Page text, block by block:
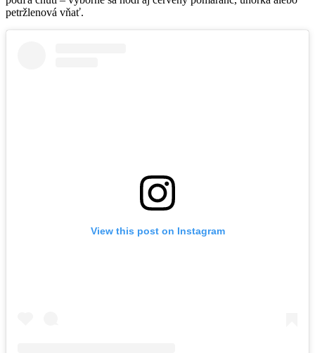
petržlenová vňať.
View this post on Instagram